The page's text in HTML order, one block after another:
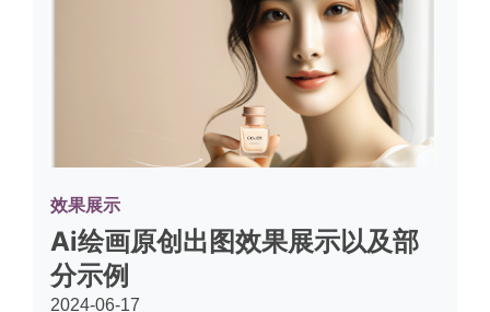
效果展示
Ai绘画原创出图效果展示以及部
分示例
2024-06-17